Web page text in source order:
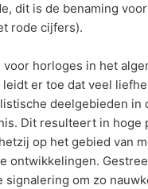
dit is de benaming
rode cijfers).
horloges in het
leidt er toe dat veel
deelgebieden in
Dit resulteert in hoge
op het gebied van
ontwikkelingen.
signalering om zo